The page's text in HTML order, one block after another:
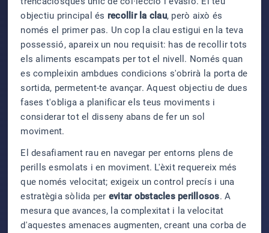
objectiu principal és recollir la clau, però això és
només el primer pas. Un cop la clau estigui en la teva
possessió, apareix un nou requisit: has de recollir tots
els aliments escampats per tot el nivell. Només quan
es compleixin ambdues condicions s'obrirà la porta de
sortida, permetent-te avançar. Aquest objectiu de dues
fases t'obliga a planificar els teus moviments i
considerar tot el disseny abans de fer un sol
moviment.
El desafiament rau en navegar per entorns plens de
perills esmolats i en moviment. L'èxit requereix més
que només velocitat; exigeix un control precís i una
estratègia sòlida per evitar obstacles perillosos. A
mesura que avances, la complexitat i la velocitat
d'aquestes amenaces augmenten, creant una corba de